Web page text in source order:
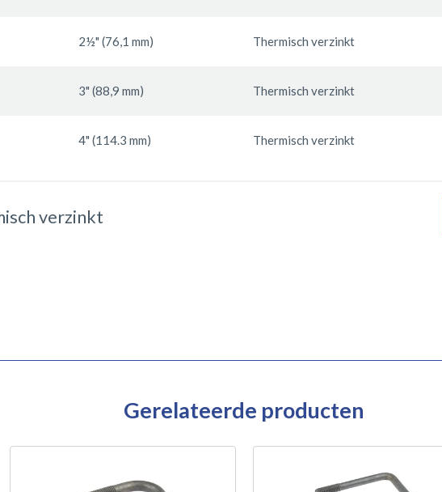
2½" (76,1 mm) Thermisch verzinkt
3" (88,9 mm) Thermisch verzinkt
4" (114.3 mm) Thermisch verzinkt
verzinkt
Gerelateerde producten